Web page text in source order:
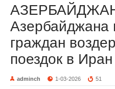
Азербайджана
граждан
поездок в Иран
adminch 1-03-2026 51